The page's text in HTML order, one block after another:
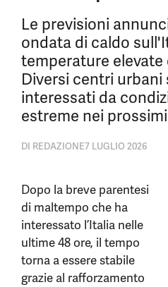
Le previsioni
ondata di caldo
temperature
Diversi centri urbani
interessati da
estreme nei
DI REDAZIONE7 LUGLIO 2026
Dopo la breve parentesi
di maltempo che ha
interessato l’Italia nelle
ultime 48 ore, il tempo
torna a essere stabile
grazie al rafforzamento